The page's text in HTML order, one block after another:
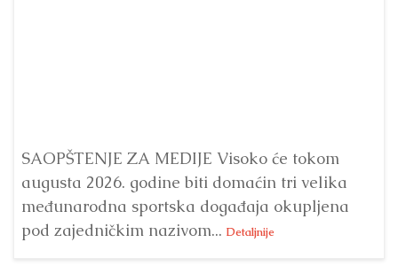
SAOPŠTENJE ZA MEDIJE Visoko će tokom
augusta 2026. godine biti domaćin tri velika
međunarodna sportska događaja okupljena
pod zajedničkim nazivom... Detaljnije